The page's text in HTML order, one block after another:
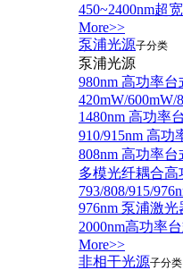
450~2400nm超
More>>
泵浦光源子分类
泵浦光源
980nm 高功率
420mW/600mW/
1480nm 高功率
910/915nm 高功
808nm 高功率
多模光纤耦合
793/808/915/
976nm 泵浦激光
2000nm高功率
More>>
非相干光源子分类